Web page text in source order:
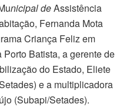
nicipal deAssistência
Fernanda Mota
Criança Feliz em
Batista, a gerente de
do Estado, Eliete
e a multiplicadora
(Subapi/Setades).